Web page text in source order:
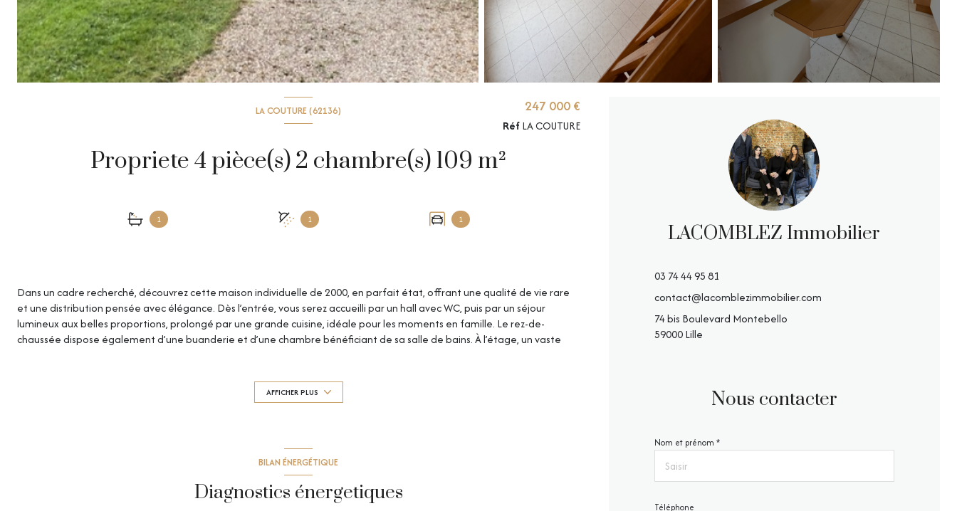
LA COUTURE (62136)
Propriete 4 pièce(s) 2 chambre(s) 109 m²
1 1 1
247 000 €
RéfLA COUTURE
Dans un cadre recherché, découvrez cette maison individuelle de 2000, en parfait état, offrant une qualité de vie rare
et une distribution pensée avec élégance. Dès l’entrée, vous serez accueilli par un hall avec WC, puis par un séjour
lumineux aux belles proportions, prolongé par une grande cuisine, idéale pour les moments en famille. Le rez-de-
chaussée dispose également d’une buanderie et d’une chambre bénéficiant de sa salle de bains. À l’étage, un vaste
garage et un magnifique jardin, véritable écrin de verdure pour profiter pleinement des journées ensoleillées. Points
forts : •DPE TOP •Maison impeccablement entretenue ( •Non rattachée au TTAEG)
AFFICHER PLUS
BILAN ÉNERGÉTIQUE
Diagnostics énergetiques
LACOMBLEZ Immobilier
03 74 44 95 81
contact@lacomblezimmobilier.com
74 bis Boulevard Montebello
59000 Lille
Nous contacter
Nom et prénom *
Téléphone